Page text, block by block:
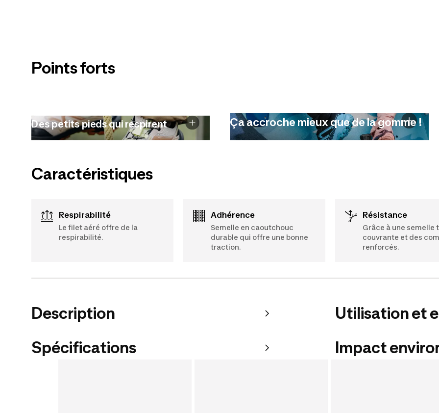
Points forts
Des petits pieds qui respirent Ça accroche mieux que de la gomme !
Caractéristiques
Respirabilité
Le filet aéré offre de la
respirabilité.
Adhérence
Semelle en caoutchouc
durable qui offre une bonne
traction.
Résistance
Grâce à une semelle
couvrante et des
renforcés.
Description
Spécifications
Utilisation et
Impact